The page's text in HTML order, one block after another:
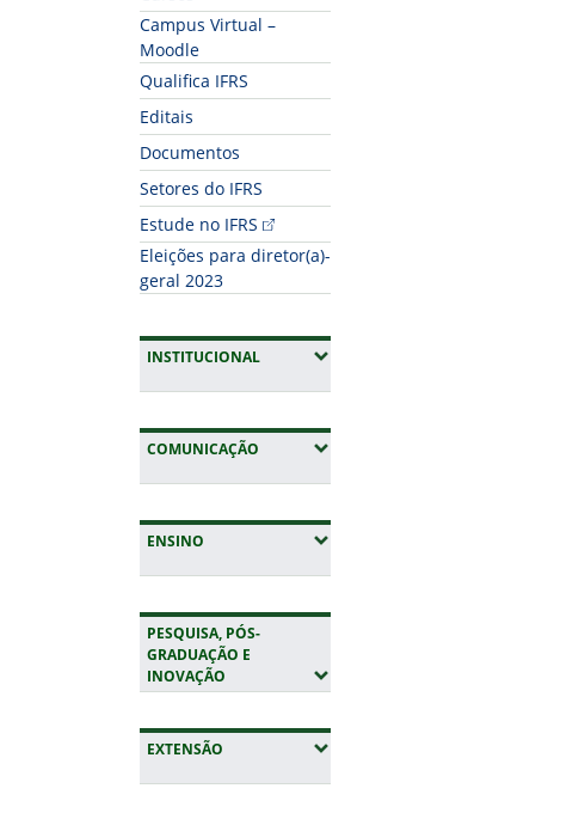
Campus Virtual –
Moodle
Qualifica IFRS
Editais
Documentos
Setores do IFRS
Estude no IFRS
Eleições para diretor(a)-
geral 2023
INSTITUCIONAL(EXPANDIR SUBMENUS)
COMUNICAÇÃO (EXPANDIR SUBMENUS)
ENSINO (EXPANDIR SUBMENUS)
PESQUISA, PÓS-
GRADUAÇÃO E
INOVAÇÃO (EXPANDIR SUBMENUS)
EXTENSÃO (EXPANDIR SUBMENUS)